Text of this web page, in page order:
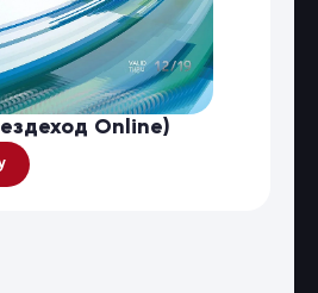
Online)